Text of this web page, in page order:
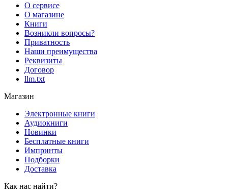
О сервисе
О магазине
Книги
Возникли вопросы?
Приватность
Наши преимущества
Реквизиты
Договор
llm.txt
Магазин
Электронные книги
Аудиокниги
Новинки
Бесплатные книги
Импринты
Подборки
Доставка
Как нас найти?